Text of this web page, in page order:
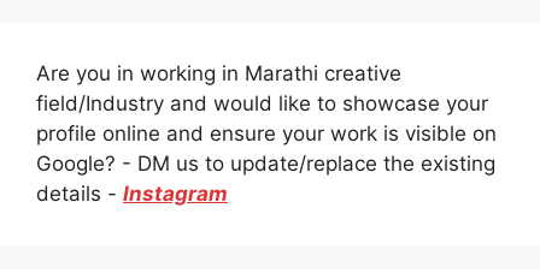
Are you in working in Marathi creative
field/Industry and would like to showcase your
profile online and ensure your work is visible on
Google? - DM us to update/replace the existing
details - Instagram